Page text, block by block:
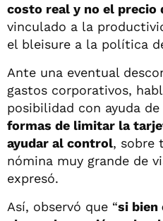
costo real y no el precio
vinculado a la
el bleisure a la política
Ante una eventual
gastos corporativos,
posibilidad con ayuda
formas de limitar la
ayudar al control, sobre
nómina muy grande de
expresó.
Así, observó que “si bien